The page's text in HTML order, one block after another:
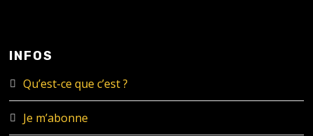
INFOS
Qu’est-ce que c’est ?
Je m’abonne